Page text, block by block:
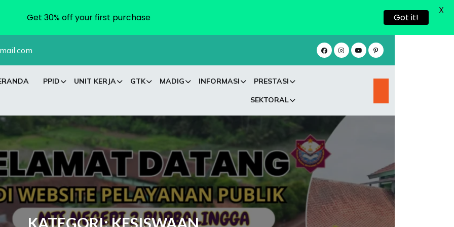
PPID UNIT KERJA GTK MADIG INFORMASI PRESTASI
SEKTORAL
KATEGORI:KESISWAAN
Get 30% off your first purchase Got it!
X